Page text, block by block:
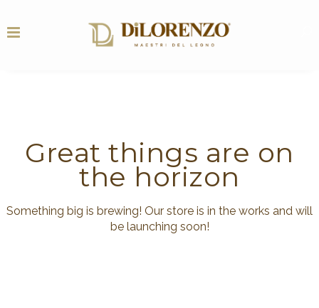
Great things are on
the horizon
Something big is brewing! Our store is in the works and will
be launching soon!